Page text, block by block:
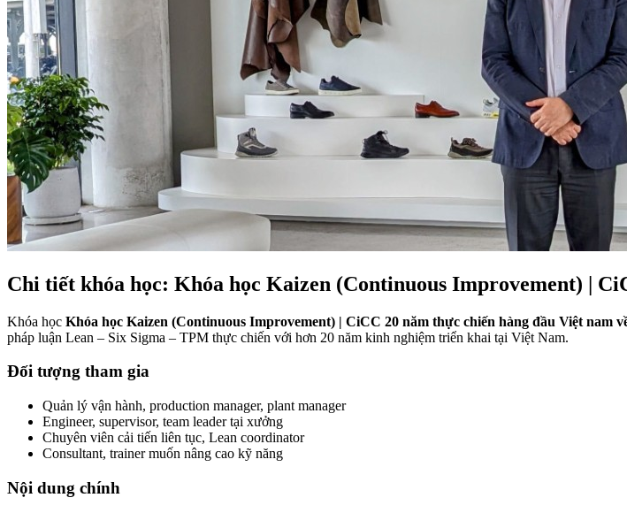
Chi tiết khóa học: Khóa học Kaizen (Continuous Improvement) |
Khóa học Khóa học Kaizen (Continuous Improvement) | CiCC 20 năm thực chiến hàng đầu Việt nam
pháp luận Lean – Six Sigma – TPM thực chiến với hơn 20 năm kinh nghiệm triển khai tại Việt Nam.
Đối tượng tham gia
Quản lý vận hành, production manager, plant manager
Engineer, supervisor, team leader tại xưởng
Chuyên viên cải tiến liên tục, Lean coordinator
Consultant, trainer muốn nâng cao kỹ năng
Nội dung chính